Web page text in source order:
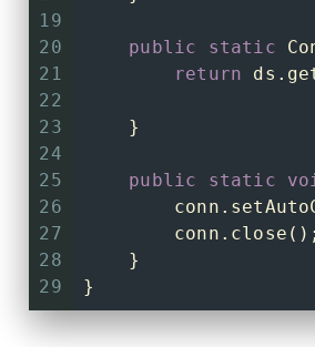
19
20
21
22
23
24
25
26
27
28
29
public static
return
    }
public static
        conn.close();
    }
}